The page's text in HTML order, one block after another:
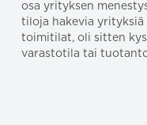
osa yrityksen
tiloja hakevia
toimitilat, oli sitten
varastotila tai